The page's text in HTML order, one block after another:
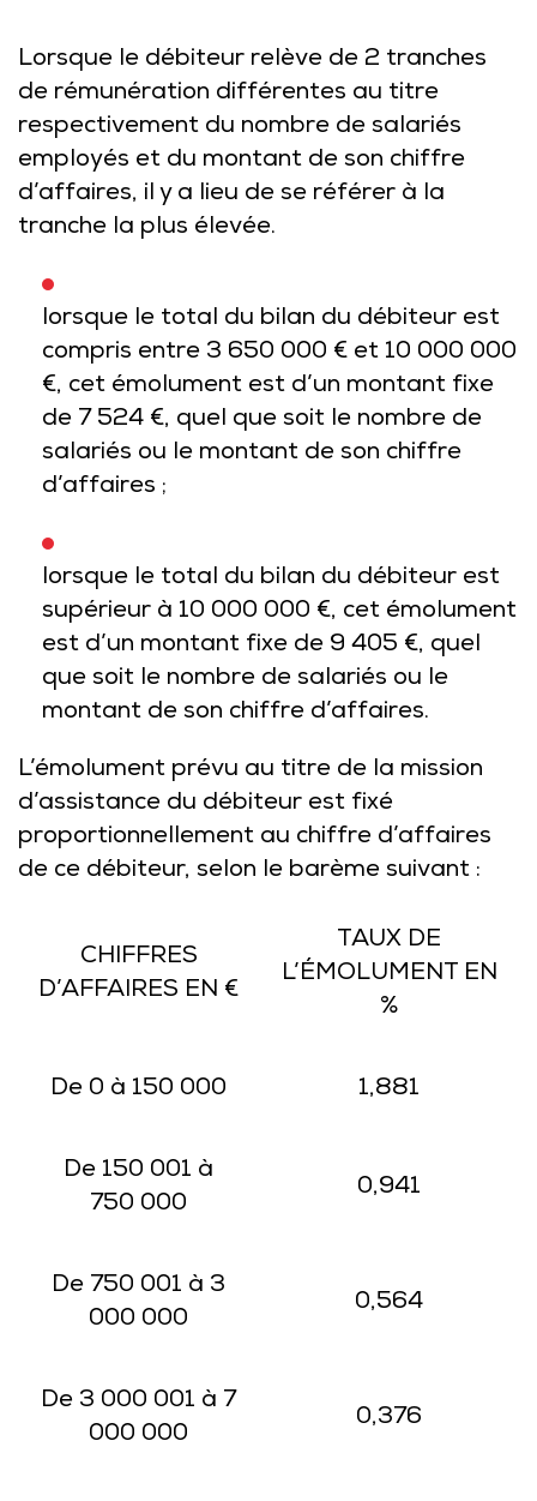
Lorsque le débiteur relève de 2 tranches
de rémunération différentes au titre
respectivement du nombre de salariés
employés et du montant de son chiffre
d’affaires, il y a lieu de se référer à la
tranche la plus élevée.
lorsque le total du bilan du débiteur est
compris entre 3 650 000 € et 10 000 000
€, cet émolument est d’un montant fixe
de 7 524 €, quel que soit le nombre de
salariés ou le montant de son chiffre
d’affaires ;
lorsque le total du bilan du débiteur est
supérieur à 10 000 000 €, cet émolument
est d’un montant fixe de 9 405 €, quel
que soit le nombre de salariés ou le
montant de son chiffre d’affaires.
L’émolument prévu au titre de la mission
d’assistance du débiteur est fixé
proportionnellement au chiffre d’affaires
de ce débiteur, selon le barème suivant :
CHIFFRES
D’AFFAIRES EN €
TAUX DE
L’ÉMOLUMENT EN
%
De 0 à 150 000 1,881
De 150 001 à
750 000
0,941
De 750 001 à 3
000 000
0,564
De 3 000 001 à 7
000 000
0,376